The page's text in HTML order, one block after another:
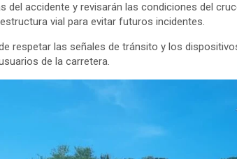
del accidente y revisarán las condiciones del
vial para evitar futuros incidentes.
respetar las señales de tránsito y los
de la carretera.